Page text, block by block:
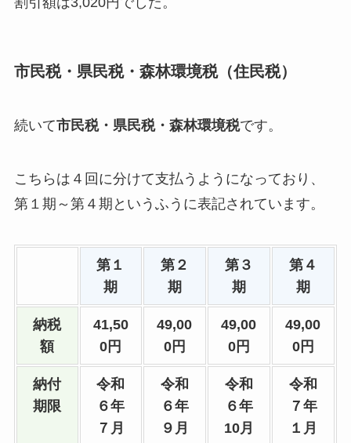
市民税・県民税・森林環境税（住民税）
続いて市民税・県民税・森林環境税です。
こちらは４回に分けて支払うようになっており、
第１期～第４期というふうに表記されています。
第１
期
第２
期
第３
期
第４
期
納税
額
41,50
0円
49,00
0円
49,00
0円
49,00
0円
納付
期限
令和
６年
７月
令和
６年
９月
令和
６年
10月
令和
７年
１月